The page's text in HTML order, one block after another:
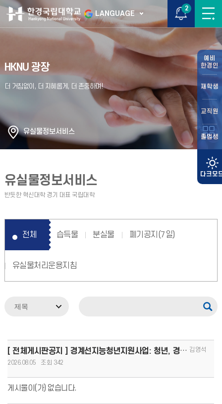
LANGUAGE
2
예비
한경인
재학생
교직원
졸업생
HKNU 광장
유실물정보서비스
유실물정보서비스
전체 습득물 분실물 폐기공지(7일)
유실물처리운용지침
[ 전체게시판공지 ] 경계선지능청년지원사업: 청년, 경계를 넘어 커리어 도약!(8.13.(목)까지 모집, 1인당 김영석
2026.08.05
342
게시물이(가) 없습니다.